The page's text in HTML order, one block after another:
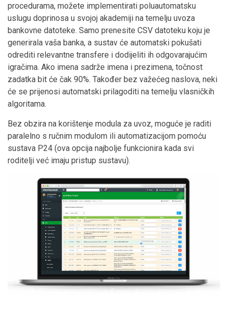
procedurama, možete implementirati poluautomatsku
uslugu doprinosa u svojoj akademiji na temelju uvoza
bankovne datoteke. Samo prenesite CSV datoteku koju je
generirala vaša banka, a sustav će automatski pokušati
odrediti relevantne transfere i dodijeliti ih odgovarajućim
igračima. Ako imena sadrže imena i prezimena, točnost
zadatka bit će čak 90%. Također bez važećeg naslova, neki
će se prijenosi automatski prilagoditi na temelju vlasničkih
algoritama.
Bez obzira na korištenje modula za uvoz, moguće je raditi
paralelno s ručnim modulom ili automatizacijom pomoću
sustava P24 (ova opcija najbolje funkcionira kada svi
roditelji već imaju pristup sustavu).